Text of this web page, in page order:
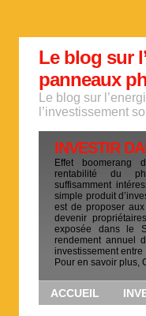
Le blog sur
panneaux
Le blog sur
l’investissement
INVESTIR
Effet boomerang
rentabilité du
suffisamment
simple produit
est de proposer
devenir
exposée dans le
rendement annuel
investissement
Pour en savoir plus,
ACCUEIL